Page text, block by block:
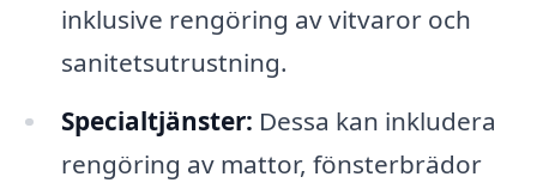
inklusive rengöring av vitvaror och
sanitetsutrustning.
Specialtjänster: Dessa kan inkludera
rengöring av mattor, fönsterbrädor